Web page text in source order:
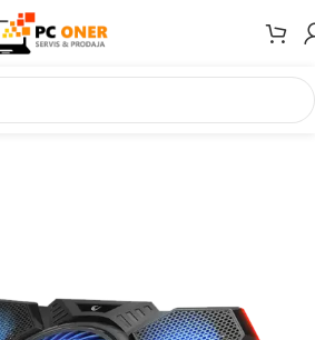
Dodaci za notebook